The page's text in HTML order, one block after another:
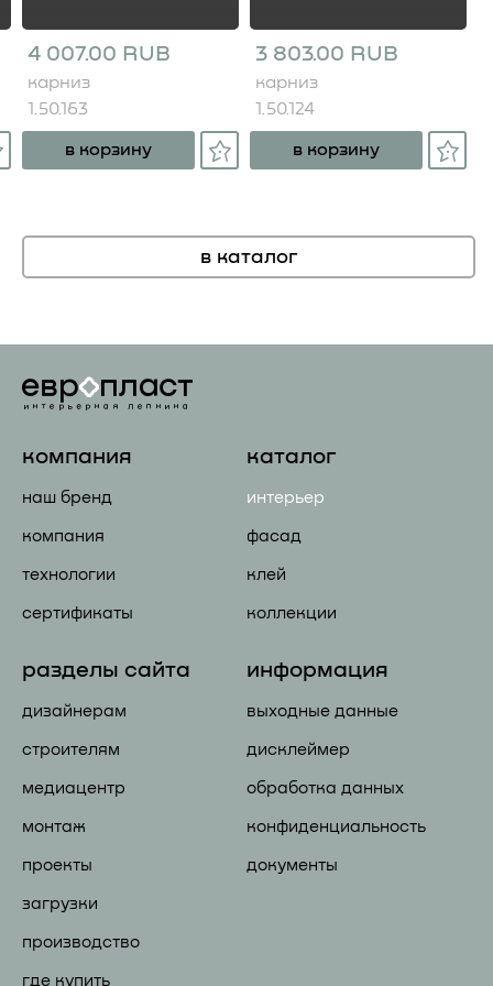
4 007.00 RUB
карниз
1.50.163
в корзину
3 803.00 RUB
карниз
1.50.124
в корзину
в каталог
компания
наш бренд
компания
технологии
сертификаты
каталог
интерьер
фасад
клей
коллекции
разделы сайта
дизайнерам
строителям
медиацентр
монтаж
проекты
загрузки
производство
где купить
информация
выходные данные
дисклеймер
обработка данных
конфиденциальность
документы